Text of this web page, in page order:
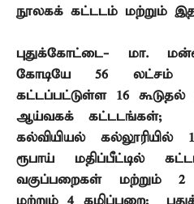
நூலகக் கட்டடம் மற்றும்
புதுக்கோட்டை- மா.
கோடியே56 லட்சம்
கட்டப்பட்டுள்ள 16கூடுதல்
ஆய்வகக் கட்டடங்கள்
கல்வியியல் கல்லூரியில் 1
ரூபாய் மதிப்பீட்டில்
வகுப்பறைகள் மற்றும் 2